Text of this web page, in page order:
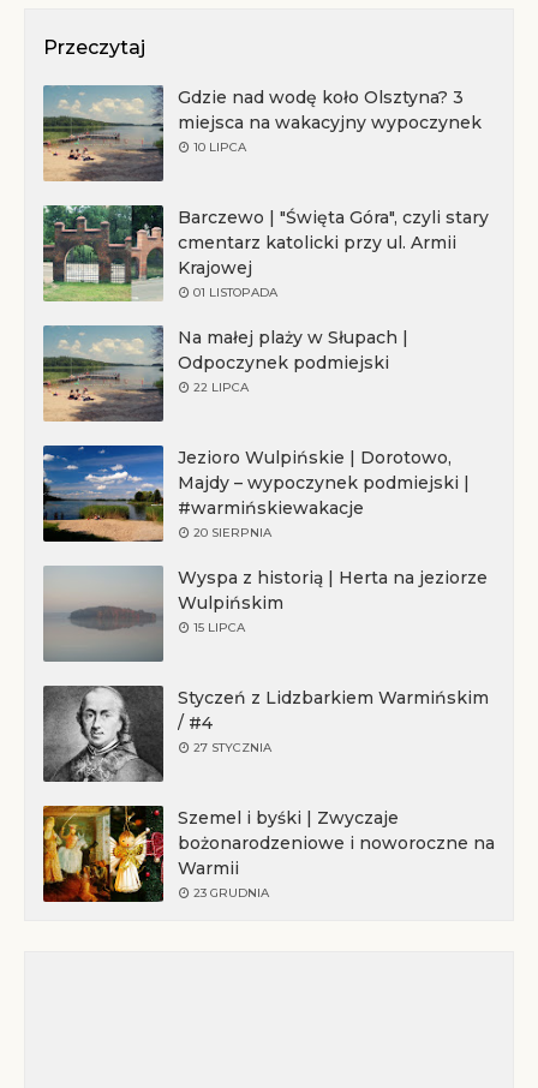
Przeczytaj
Gdzie nad wodę koło Olsztyna? 3
miejsca na wakacyjny wypoczynek
10 LIPCA
Barczewo | "Święta Góra", czyli stary
cmentarz katolicki przy ul. Armii
Krajowej
01 LISTOPADA
Na małej plaży w Słupach |
Odpoczynek podmiejski
22 LIPCA
Jezioro Wulpińskie | Dorotowo,
Majdy – wypoczynek podmiejski |
#warmińskiewakacje
20 SIERPNIA
Wyspa z historią | Herta na jeziorze
Wulpińskim
15 LIPCA
Styczeń z Lidzbarkiem Warmińskim
/ #4
27 STYCZNIA
Szemel i byśki | Zwyczaje
bożonarodzeniowe i noworoczne na
Warmii
23 GRUDNIA